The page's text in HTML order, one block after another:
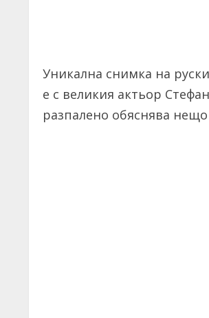
Уникална снимка на
е с великия актьор
разпалено обяснява